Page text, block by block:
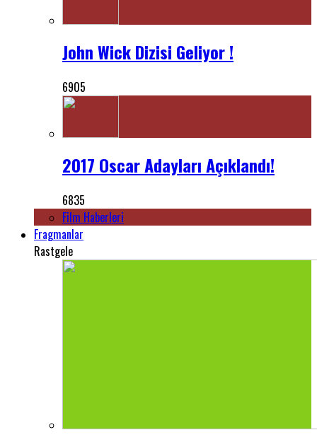
John Wick Dizisi Geliyor !
6905
2017 Oscar Adayları Açıklandı!
6835
Film Haberleri
Fragmanlar
Rastgele